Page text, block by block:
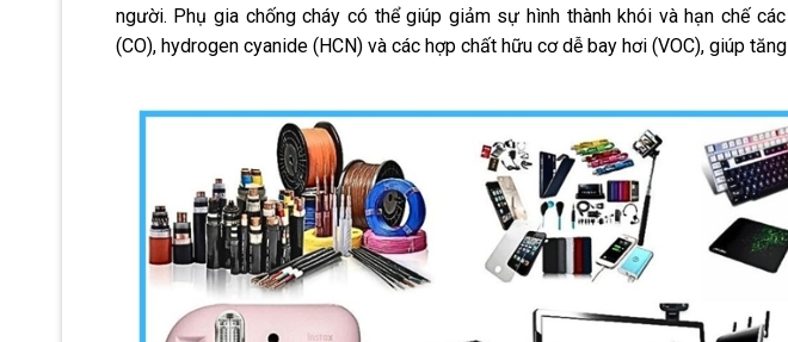
người. Phụ gia chống cháy có thể giúp giảm sự hình thành khói và hạn chế
(CO), hydrogen cyanide (HCN) và các hợp chất hữu cơ dễ bay hơi (VOC), giúp